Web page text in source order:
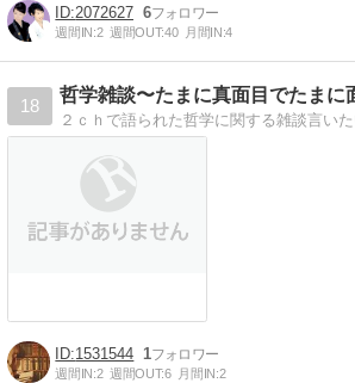
2072627 6
週間IN:2 週間OUT:40 月間IN:4
18
哲学雑談〜たまに真面目でたまに
２ｃｈで語られた哲学に関する雑談言い
1531544 1
週間IN:2 週間OUT:6 月間IN:2